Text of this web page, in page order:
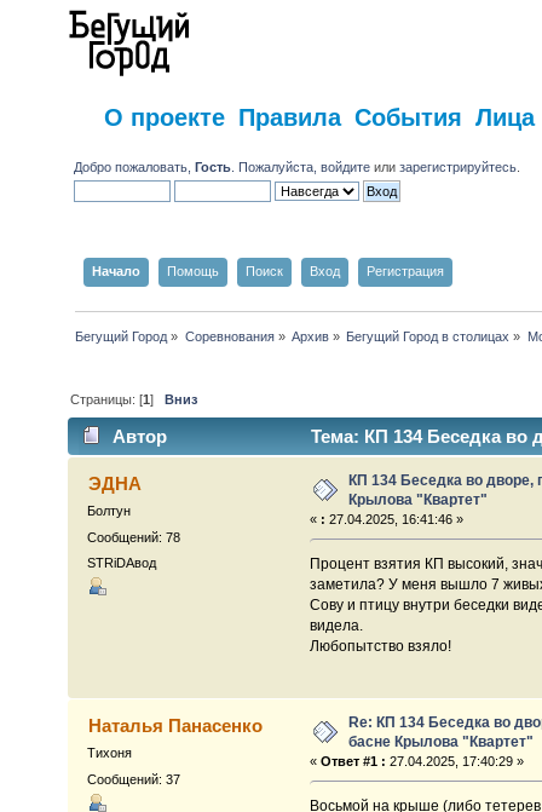
О проекте Правила События Лица
Добро пожаловать,Гость . Пожалуйста,войдите илизарегистрируйтесь
Начало Помощь Поиск Вход Регистрация
Бегущий Город » Соревнования» Архив » Бегущий Город в столицах »
Страницы: [1]Вниз
Автор
Тема: КП 134 Беседка во
9929 раз)
ЭДНА
Болтун
Сообщений: 78
STRiDAвод
КП 134 Беседка во дворе,
Крылова "Квартет"
« : 27.04.2025, 16:41:46 »
Процент взятия КП высокий,
заметила? У меня вышло 7
Сову и птицу внутри беседки
видела.
Любопытство взяло!
Наталья Панасенко
Тихоня
Сообщений: 37
Re: КП 134 Беседка во
басне Крылова "Квартет"
« Ответ #1 : 27.04.2025, 17:40:29 »
Восьмой на крыше (либо